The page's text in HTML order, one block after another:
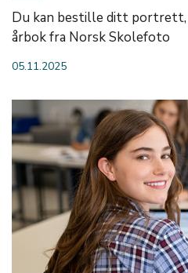
Du kan bestille ditt portrett,
årbok fra Norsk Skolefoto
05.11.2025